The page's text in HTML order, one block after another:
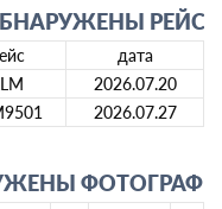
дата
2026.07.20
2026.07.27